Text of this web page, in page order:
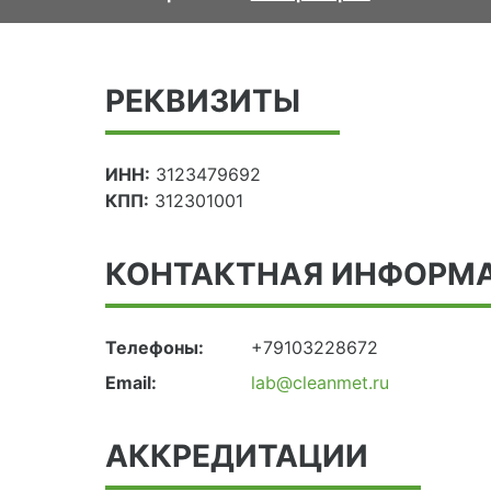
РЕКВИЗИТЫ
ИНН: 3123479692
КПП: 312301001
КОНТАКТНАЯ
Телефоны:
+79103228672
Email:
lab@cleanmet.ru
АККРЕДИТАЦИИ